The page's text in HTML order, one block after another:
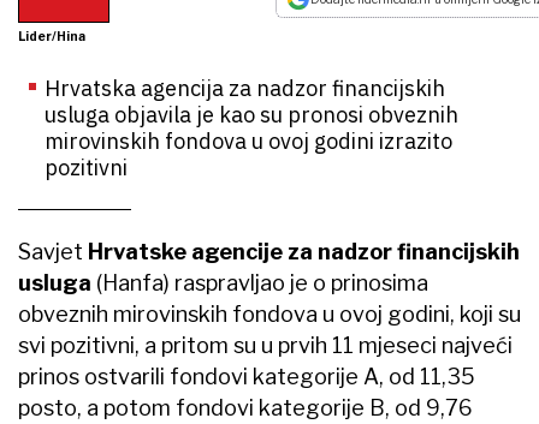
Lider/Hina
Hrvatska agencija za nadzor financijskih
usluga objavila je kao su pronosi obveznih
mirovinskih fondova u ovoj godini izrazito
pozitivni
Savjet Hrvatske agencije za nadzor financijskih
usluga (Hanfa) raspravljao je o prinosima
obveznih mirovinskih fondova u ovoj godini, koji su
svi pozitivni, a pritom su u prvih 11 mjeseci najveći
prinos ostvarili fondovi kategorije A, od 11,35
posto, a potom fondovi kategorije B, od 9,76